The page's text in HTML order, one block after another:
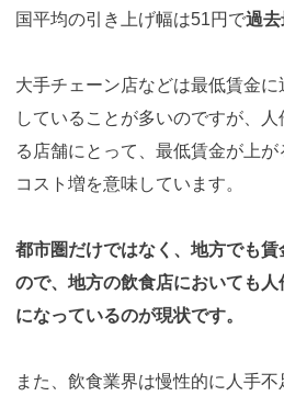
国平均の引き上げ幅は51円で過
大手チェーン店などは最低賃金
していることが多いのですが、
る店舗にとって、最低賃金が上
コスト増を意味しています。
都市圏だけではなく、地方でも
ので、地方の飲食店においても
になっているのが現状です。
また、飲食業界は慢性的に人手